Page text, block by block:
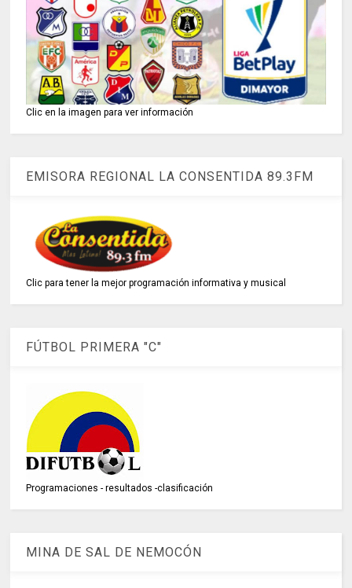
Clic en la imagen para ver información
EMISORA REGIONAL LA CONSENTIDA 89.3FM
Clic para tener la mejor programación informativa y musical
FÚTBOL PRIMERA "C"
Programaciones - resultados -clasificación
MINA DE SAL DE NEMOCÓN